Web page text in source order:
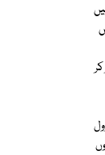
کر